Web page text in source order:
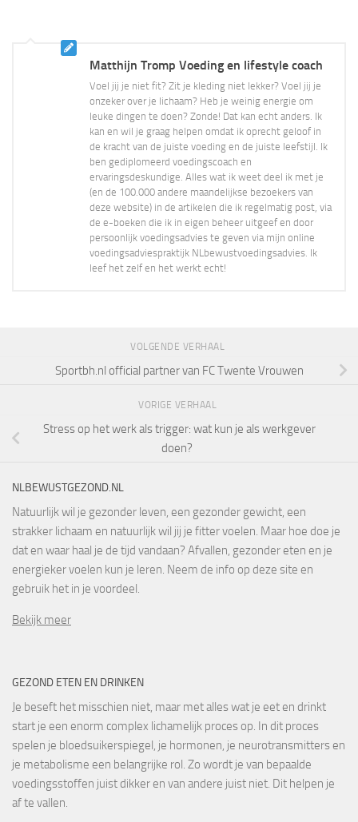
Matthijn Tromp Voeding en lifestyle coach
Voel jij je niet fit? Zit je kleding niet lekker? Voel jij je
onzeker over je lichaam? Heb je weinig energie om
leuke dingen te doen? Zonde! Dat kan echt anders. Ik
kan en wil je graag helpen omdat ik oprecht geloof in
de kracht van de juiste voeding en de juiste leefstijl. Ik
ben gediplomeerd voedingscoach en
ervaringsdeskundige. Alles wat ik weet deel ik met je
(en de 100.000 andere maandelijkse bezoekers van
deze website) in de artikelen die ik regelmatig post, via
de e-boeken die ik in eigen beheer uitgeef en door
persoonlijk voedingsadvies te geven via mijn online
voedingsadviespraktijk NLbewustvoedingsadvies. Ik
leef het zelf en het werkt echt!
VOLGENDE VERHAAL
Sportbh.nl official partner van FC Twente Vrouwen
VORIGE VERHAAL
Stress op het werk als trigger: wat kun je als werkgever
doen?
NLBEWUSTGEZOND.NL
Natuurlijk wil je gezonder leven, een gezonder gewicht, een
strakker lichaam en natuurlijk wil jij je fitter voelen. Maar hoe doe je
dat en waar haal je de tijd vandaan? Afvallen, gezonder eten en je
energieker voelen kun je leren. Neem de info op deze site en
gebruik het in je voordeel.
Bekijk meer
GEZOND ETEN EN DRINKEN
Je beseft het misschien niet, maar met alles wat je eet en drinkt
start je een enorm complex lichamelijk proces op. In dit proces
spelen je bloedsuikerspiegel, je hormonen, je neurotransmitters en
je metabolisme een belangrijke rol. Zo wordt je van bepaalde
voedingsstoffen juist dikker en van andere juist niet. Dit helpen je
af te vallen.